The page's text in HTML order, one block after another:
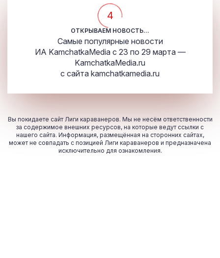
4
ОТКРЫВАЕМ НОВОСТЬ...
Самые популярные новости
ИА KamchatkaMedia с 23 по 29 марта —
KamchatkaMedia.ru
с сайта kamchatkamedia.ru
Вы покидаете сайт Лиги караванеров. Мы не несём ответственности
за содержимое внешних ресурсов, на которые ведут ссылки с
нашего сайта. Информация, размещённая на сторонних сайтах,
может не совпадать с позицией Лиги караванеров и предназначена
исключительно для ознакомления.